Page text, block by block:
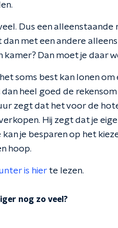
Dus een
met een andere
kamer? Dan moet je daar
soms best kan lonen om
heel goed de
zegt dat het voor de
Hij zegt dat je
je besparen op het
hoop.
is hier te lezen.
nog zo veel?